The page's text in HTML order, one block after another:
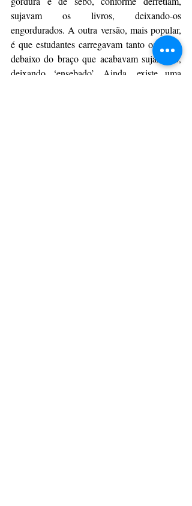
sujavam os livros, deixando-os
engordurados. A outra versão, mais popular,
é que estudantes carregavam tanto os livros
debaixo do braço que acabavam sujando-o,
deixando ‘ensebado’. Ainda, existe uma